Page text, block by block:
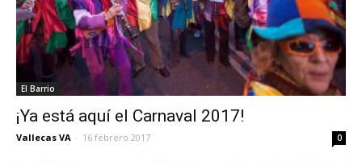
El Barrio
¡Ya está aquí el Carnaval 2017!
Vallecas VA - 16 febrero 2017 0